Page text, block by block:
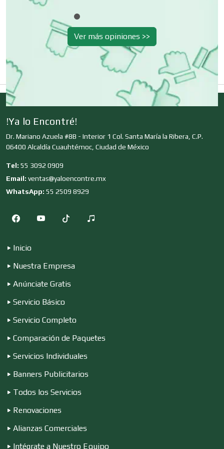
Dentistas
Dermatólogos
Desarrollo de Software
Desperdicios Industriales
Electricidad y Plomería
Electrodomésticos
Electrónica
Ver más opiniones >>
!Ya lo Encontré!
Dr. Mariano Azuela #8B - Interior 1 Col. Santa María la Ribera, C.P.
06400 Alcaldía Cuauhtémoc, Ciudad de México
Tel: 55 3092 0909
Email: ventas@yaloencontre.mx
WhatsApp: 55 2509 8929
Inicio
Nuestra Empresa
Anúnciate Gratis
Servicio Básico
Servicio Completo
Comparación de Paquetes
Servicios Individuales
Banners Publicitarios
Todos los Servicios
Renovaciones
Alianzas Comerciales
Intégrate a Nuestro Equipo